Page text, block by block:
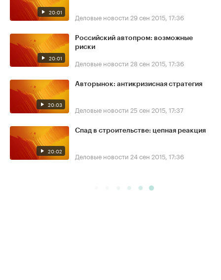
20:01 Деловые новости 29 сен 2015, 17:36
20:01
Российский автопром: возможные
риски
Деловые новости 28 сен 2015, 17:36
20:03
Авторынок: антикризисная стратегия
Деловые новости 25 сен 2015, 17:37
20:02
Спад в строительстве: цепная реакция
Деловые новости 24 сен 2015, 17:36